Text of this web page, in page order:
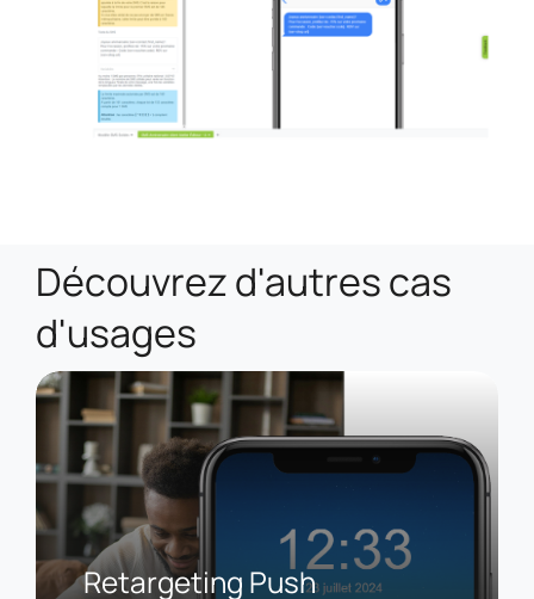
Découvrez d'autres cas
d'usages
Retargeting Push